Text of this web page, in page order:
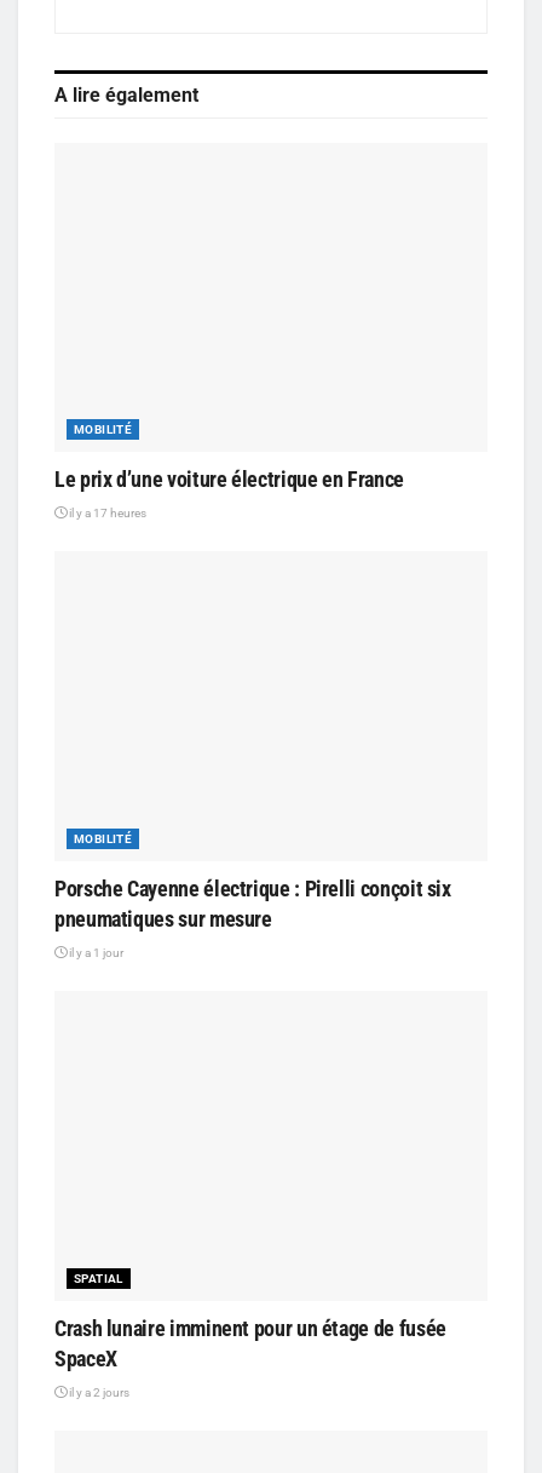
A lire également
MOBILITÉ
Le prix d’une voiture électrique en France
il y a 17 heures
MOBILITÉ
Porsche Cayenne électrique : Pirelli conçoit six
pneumatiques sur mesure
il y a 1 jour
SPATIAL
Crash lunaire imminent pour un étage de fusée
SpaceX
il y a 2 jours